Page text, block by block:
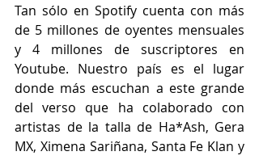
Tan sólo en Spotify cuenta con más
de 5 millones de oyentes mensuales
y 4 millones de suscriptores en
Youtube. Nuestro país es el lugar
donde más escuchan a este grande
del verso que ha colaborado con
artistas de la talla de Ha*Ash, Gera
MX, Ximena Sariñana, Santa Fe Klan y